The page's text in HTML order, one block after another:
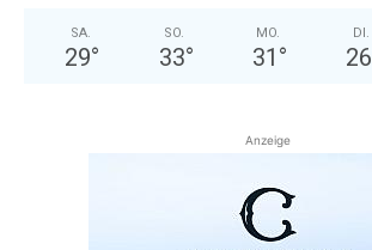
SA.
29°
SO.
33°
MO.
31 °
DI.
26
Anzeige